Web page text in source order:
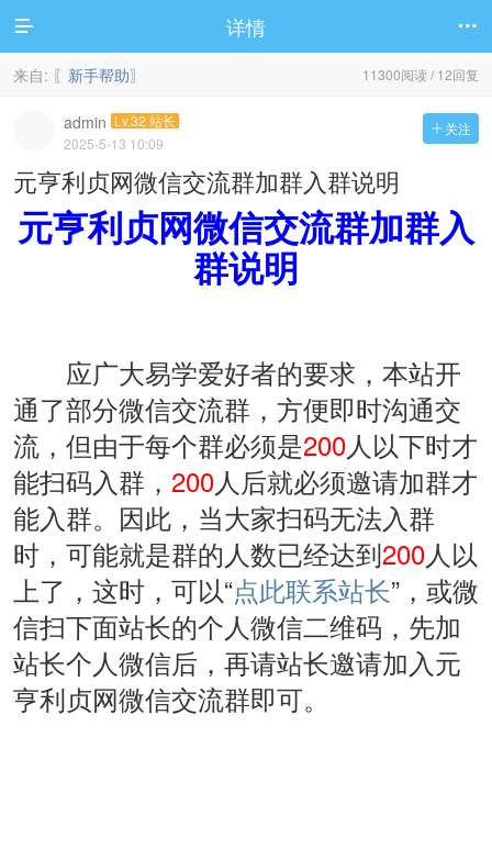
 详情 
11300阅读 / 12回复
来自: 〖新手帮助〗
 关注
admin Lv.32 站长
2025-5-13 10:09
元亨利贞网微信交流群加群入群说明
元亨利贞网微信交流群加群入
群说明
应广大易学爱好者的要求，本站开
通了部分微信交流群，方便即时沟通交
流，但由于每个群必须是200人以下时才
能扫码入群， 200人后就必须邀请加群才
能入群。因此，当大家扫码无法入群
时，可能就是群的人数已经达到200人以
上了，这时，可以“点此联系站长”，或微
信扫下面站长的个人微信二维码，先加
站长个人微信后，再请站长邀请加入元
亨利贞网微信交流群即可。